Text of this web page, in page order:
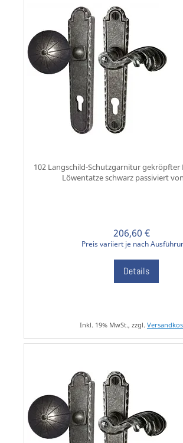
102 Langschild-Schutzgarnitur
Löwentatze schwarz passiviert
206,60 €
Preis variiert je nach
Details
Inkl. 19% MwSt., zzgl.